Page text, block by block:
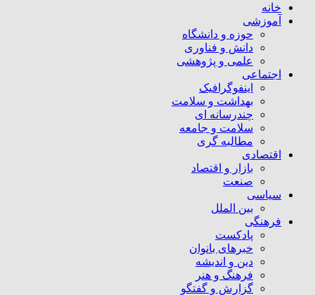
خانه
آموزشی
حوزه و دانشگاه
دانش و فناوری
علمی و پژوهشی
اجتماعی
اینفوگرافیک
بهداشت و سلامت
چندرسانه ای
سلامت و جامعه
مطالبه گری
اقتصادی
بازار و اقتصاد
صنعت
سیاسی
بین الملل
فرهنگی
پادکست
خبرهای بانوان
دین و اندیشه
فرهنگ و هنر
گزارش و گفتگو